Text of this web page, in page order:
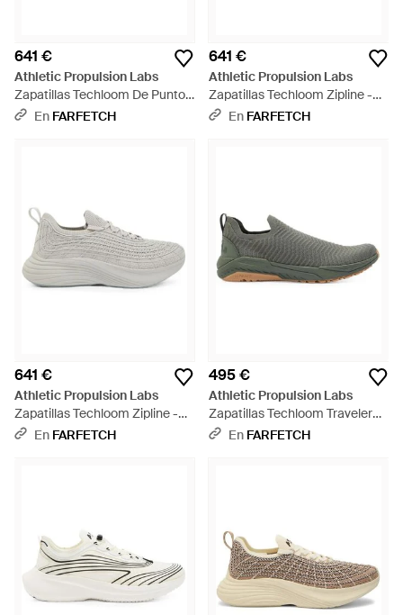
641 €
Athletic Propulsion Labs
Zapatillas Techloom De Punto -
Blanco
En FARFETCH
641 €
Athletic Propulsion Labs
Zapatillas Techloom Zipline -
Negro
En FARFETCH
641 €
Athletic Propulsion Labs
Zapatillas Techloom Zipline -
Blanco
En FARFETCH
495 €
Athletic Propulsion Labs
Zapatillas Techloom Traveler
Slip-On De Punto Chevron -
En FARFETCH